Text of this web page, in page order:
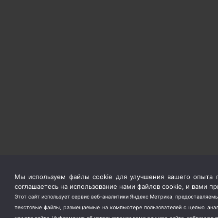
Мы используем файлы cookie для улучшения вашего опыта
соглашаетесь на использование нами файлов cookie, и вами
Этот сайт использует сервис веб-аналитики Яндекс Метрика,
текстовые файлы, размещаемые на компьютере пользователей с целью